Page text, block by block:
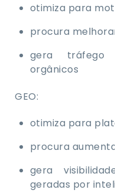
otimiza para
procura
gera tráfego
orgânicos
GEO:
otimiza para
procura
gera
geradas por